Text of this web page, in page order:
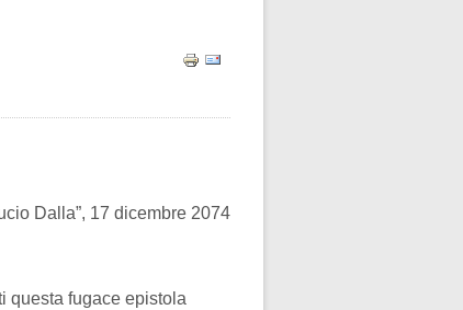
Dalla”, 17 dicembre 2074
questa fugace epistola